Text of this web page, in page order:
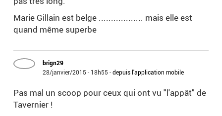
Marie Gillain est belge .................. mais elle est
quand même superbe
brign29
28/janvier/2015 - 18h55 -depuis l'application mobile
Pas mal un scoop pour ceux qui ont vu "l'appât" de
Tavernier !